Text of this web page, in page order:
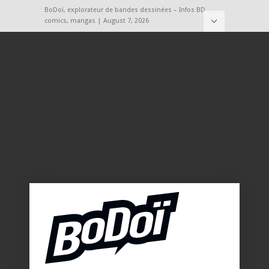
BoDoï, explorateur de bandes dessinées – Infos BD,
comics, mangas | August 7, 2026